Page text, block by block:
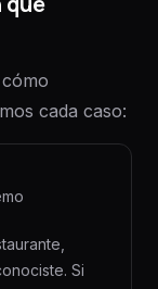
cada caso:
Si